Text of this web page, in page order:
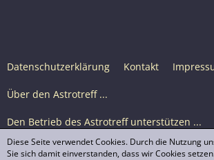
Datenschutzerklärung Kontakt
Über den Astrotreff ...
Den Betrieb des Astrotreff unterstützen ...
Nutzungsbedingungen
Diese Seite verwendet Cookies. Durch die Nutzung
Sie sich damit einverstanden, dass wir Cookies